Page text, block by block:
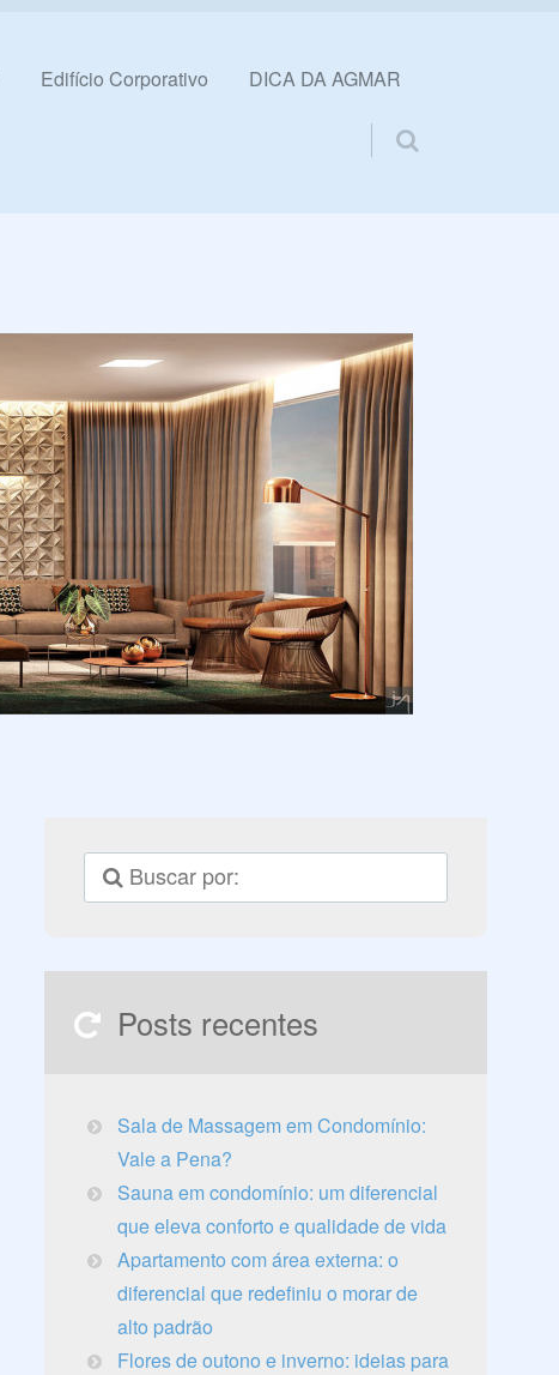
Edifício Corporativo DICA DA AGMAR
Posts recentes
Sala de Massagem em Condomínio:
Vale a Pena?
Sauna em condomínio: um diferencial
que eleva conforto e qualidade de vida
Apartamento com área externa: o
diferencial que redefiniu o morar de
alto padrão
Flores de outono e inverno: ideias para